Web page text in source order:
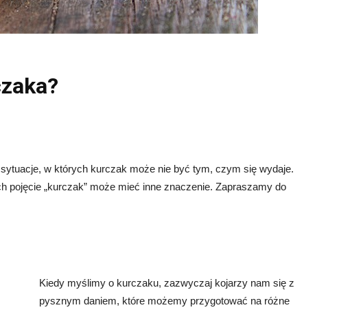
w których kurczak może nie być tym, czym się wydaje.
pojęcie „kurczak” może mieć inne znaczenie. Zapraszamy do
Kiedy myślimy o kurczaku, zazwyczaj kojarzy nam się z
pysznym daniem, które możemy przygotować na różne